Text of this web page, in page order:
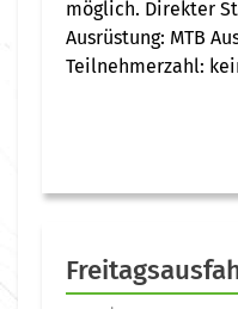
möglich. Direkter
Ausrüstung: MTB
Teilnehmerzahl: